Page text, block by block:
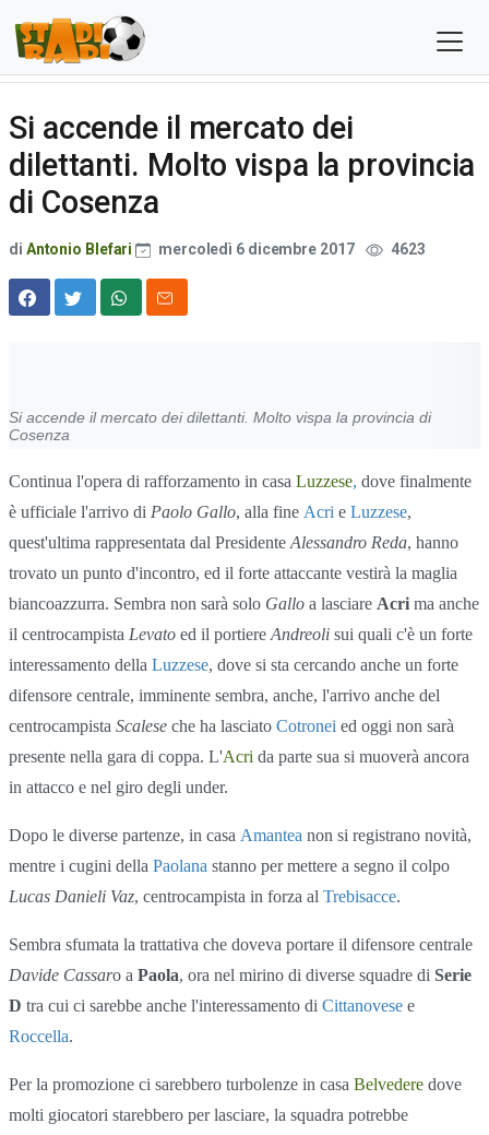
Si accende il mercato dei
dilettanti. Molto vispa la provincia
di Cosenza
di Antonio Blefari mercoledì 6 dicembre 2017 4623
Si accende il mercato dei dilettanti. Molto vispa la provincia di
Cosenza
Continua l'opera di rafforzamento in casa Luzzese, dove finalmente
è ufficiale l'arrivo di Paolo Gallo, alla fine Acri e Luzzese,
quest'ultima rappresentata dal Presidente Alessandro Reda, hanno
trovato un punto d'incontro, ed il forte attaccante vestirà la maglia
biancoazzurra. Sembra non sarà solo Gallo a lasciare Acri ma anche
il centrocampista Levato ed il portiere Andreoli sui quali c'è un forte
interessamento della Luzzese, dove si sta cercando anche un forte
difensore centrale, imminente sembra, anche, l'arrivo anche del
centrocampista Scalese che ha lasciato Cotronei ed oggi non sarà
presente nella gara di coppa. L'Acri da parte sua si muoverà ancora
in attacco e nel giro degli under.
Dopo le diverse partenze, in casa Amantea non si registrano novità,
mentre i cugini della Paolana stanno per mettere a segno il colpo
Lucas Danieli Vaz, centrocampista in forza al Trebisacce.
Sembra sfumata la trattativa che doveva portare il difensore centrale
Davide Cassaro a Paola, ora nel mirino di diverse squadre di Serie
D tra cui ci sarebbe anche l'interessamento di Cittanovese e
Roccella.
Per la promozione ci sarebbero turbolenze in casa Belvedere dove
molti giocatori starebbero per lasciare, la squadra potrebbe